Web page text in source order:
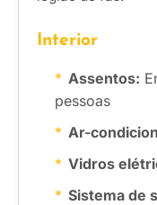
Interior
Assentos:
pessoas
Ar-
Vidros
Sistema de